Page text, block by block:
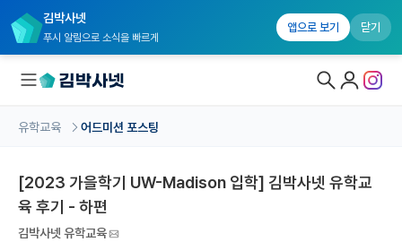
김박사넷
푸시 알림으로 소식을 빠르게
앱으로 보기 닫기
국내대학원 정보
유학교육 어드미션 포스팅
[2023 가을학기 UW-Madison 입학] 김박사넷 유학교
육 후기 - 하편
김박사넷 유학교육